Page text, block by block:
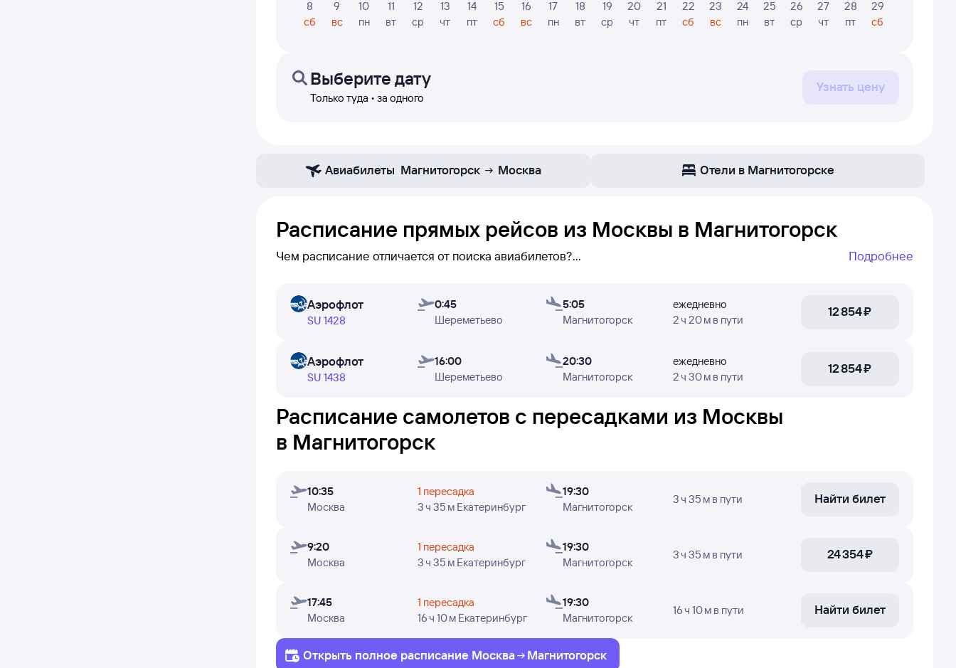
8
сб
9
вс
10
пн
11
вт
12
ср
13
чт
14
пт
15
сб
16
вс
17
пн
18
вт
19
ср
20
чт
21
пт
22
сб
23
вс
24
пн
25
вт
26
ср
27
чт
28
пт
29
сб
Выберите дату
Только туда • за одного
Узнать цену
Авиабилеты Магнитогорск Москва Отели в Магнитогорске
Расписание прямых рейсов из Москвы в Магнитогорск
Чем расписание отличается от поиска авиабилетов?
день — вы сможете его увидеть (при поиске авиабилетов бывает сложно найти прямой рейс, если он не летает
каждый день). Также стоит помнить, что в редких случаях данные о рейсах могут быть устаревшими или
пользователями Туту за последние 48 часов.
Чтобы проверить, есть ли в наличии билеты на конкретный рейс и узнать точные цены
В таблице отображены: время вылета из Москвы и прилёта в Магнитогорск, время в пути, номера рейсов и дни
недели, в которые авиакомпания Аэрофлот осуществляет полёты.
Подробнее
Аэрофлот
SU 1428
0:45
Шереметьево
5:05
Магнитогорск
ежедневно
2 ч 20 м в пути
12 ⁠854 ⁠₽
Аэрофлот
SU 1438
16:00
Шереметьево
20:30
Магнитогорск
ежедневно
2 ч 30 м в пути
12 ⁠854 ⁠₽
Расписание самолетов с пересадками из Москвы
в Магнитогорск
10:35
Москва
1 пересадка
3 ч 35 м Екатеринбург
19:30
Магнитогорск
3 ч 35 м в пути Найти билет
9:20
Москва
1 пересадка
3 ч 35 м Екатеринбург
19:30
Магнитогорск
3 ч 35 м в пути 24 ⁠354 ⁠₽
17:45
Москва
1 пересадка
16 ч 10 м Екатеринбург
19:30
Магнитогорск
16 ч 10 м в пути Найти билет
Открыть полное расписание Москва Магнитогорск